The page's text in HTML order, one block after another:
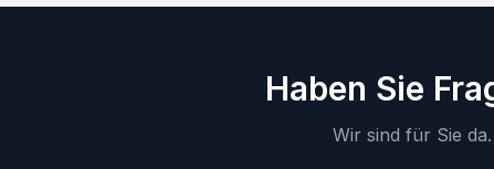
Haben Sie
Wir sind für Sie da.